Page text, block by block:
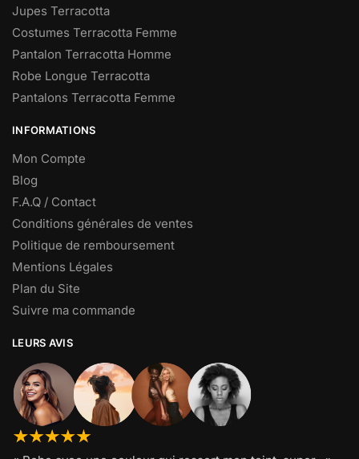
Jupes Terracotta
Costumes Terracotta Femme
Pantalon Terracotta Homme
Robe Longue Terracotta
Pantalons Terracotta Femme
INFORMATIONS
Mon Compte
Blog
F.A.Q / Contact
Conditions générales de ventes
Politique de remboursement
Mentions Légales
Plan du Site
Suivre ma commande
LEURS AVIS